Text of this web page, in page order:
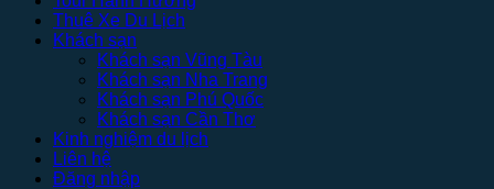
Thuê Xe Du Lịch
Khách sạn
Khách sạn Vũng Tàu
Khách sạn Nha Trang
Khách sạn Phú Quốc
Khách sạn Cần Thơ
Kinh nghiệm du lịch
Liên hệ
Đăng nhập